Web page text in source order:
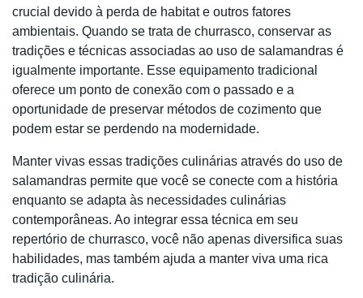
crucial devido à perda de habitat e outros fatores
ambientais. Quando se trata de churrasco, conservar as
tradições e técnicas associadas ao uso de salamandras é
igualmente importante. Esse equipamento tradicional
oferece um ponto de conexão com o passado e a
oportunidade de preservar métodos de cozimento que
podem estar se perdendo na modernidade.
Manter vivas essas tradições culinárias através do uso de
salamandras permite que você se conecte com a história
enquanto se adapta às necessidades culinárias
contemporâneas. Ao integrar essa técnica em seu
repertório de churrasco, você não apenas diversifica suas
habilidades, mas também ajuda a manter viva uma rica
tradição culinária.